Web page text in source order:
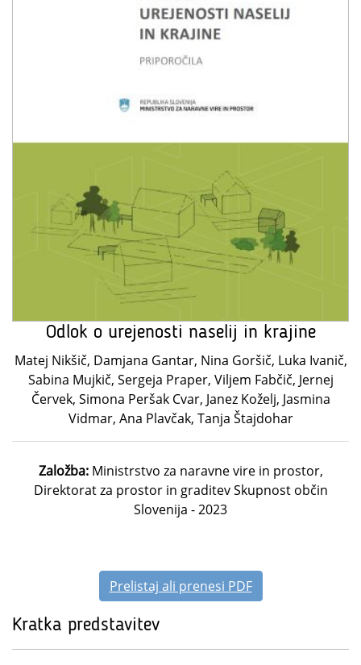
Odlok o urejenosti naselij in krajine
Matej Nikšič, Damjana Gantar, Nina Goršič, Luka Ivanič,
Sabina Mujkič, Sergeja Praper, Viljem Fabčič, Jernej
Červek, Simona Peršak Cvar, Janez Koželj, Jasmina
Vidmar, Ana Plavčak, Tanja Štajdohar
Založba:Ministrstvo za naravne vire in prostor,
Direktorat za prostor in graditev Skupnost občin
Slovenija - 2023
Prelistaj ali prenesi PDF
Kratka predstavitev